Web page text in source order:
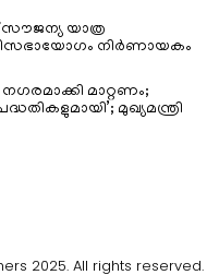
യാത്ര
നിർണായകം
മാറ്റണം;
മുഖ്യമന്ത്രി
2025. All rights reserved.